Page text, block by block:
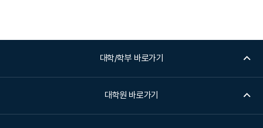
대학/학부 바로가기
대학원 바로가기